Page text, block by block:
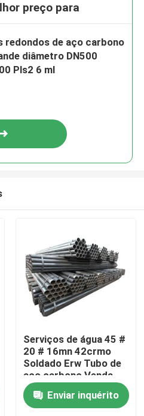
preço para
redondos de aço carbono
diâmetro DN500
Pls2 6 ml
Serviços de água 45 #
20 # 16mn 42crmo
Soldado Erw Tubo de
aço carbono Venda
Quente
Enviar inquérito